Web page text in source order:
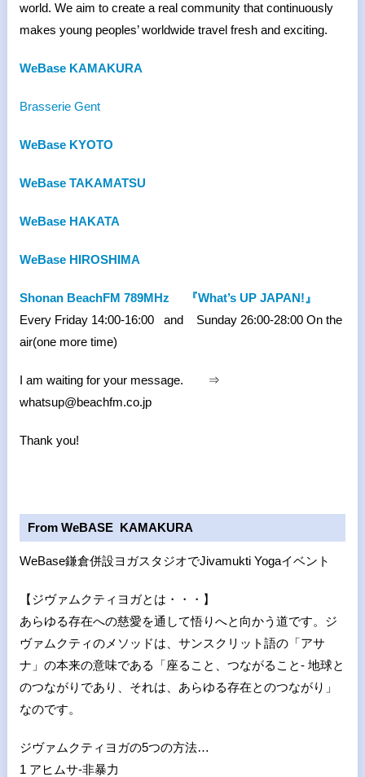
world. We aim to create a real community that continuously
makes young peoples’ worldwide travel fresh and exciting.
WeBase KAMAKURA
Brasserie Gent
WeBase KYOTO
WeBase TAKAMATSU
WeBase HAKATA
WeBase HIROSHIMA
Shonan BeachFM 789MHz
『What’s UP JAPAN!』
Every Friday 14:00-16:00 and Sunday 26:00-28:00 On the
air(one more time)
I am waiting for your message. ⇒
whatsup@beachfm.co.jp
Thank you!
From WeBASE KAMAKURA
WeBase鎌倉併設ヨガスタジオでJivamukti Yogaイベント
【ジヴァムクティヨガとは・・・】
あらゆる存在への慈愛を通して悟りへと向かう道です。ジ
ヴァムクティのメソッドは、サンスクリット語の「アサ
ナ」の本来の意味である「座ること、つながること- 地球と
のつながりであり、それは、あらゆる存在とのつながり」
なのです。
ジヴァムクティヨガの5つの方法…
1 アヒムサ-非暴力